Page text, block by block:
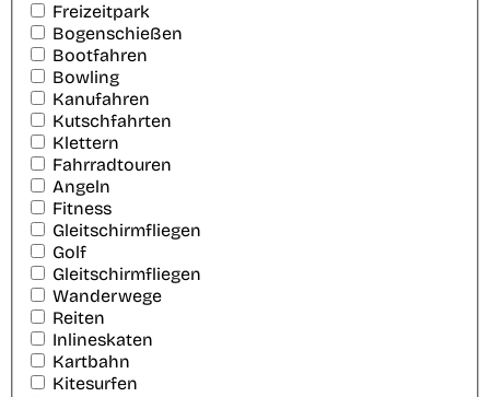
Freizeitpark
Bogenschießen
Bootfahren
Bowling
Kanufahren
Kutschfahrten
Klettern
Fahrradtouren
Angeln
Fitness
Gleitschirmfliegen
Golf
Gleitschirmfliegen
Wanderwege
Reiten
Inlineskaten
Kartbahn
Kitesurfen